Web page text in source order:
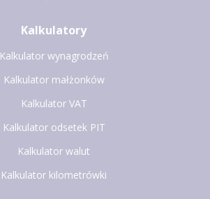
Kalkulatory
Kalkulator wynagrodzeń
Kalkulator małżonków
Kalkulator VAT
Kalkulator odsetek PIT
Kalkulator walut
Kalkulator kilometrówki